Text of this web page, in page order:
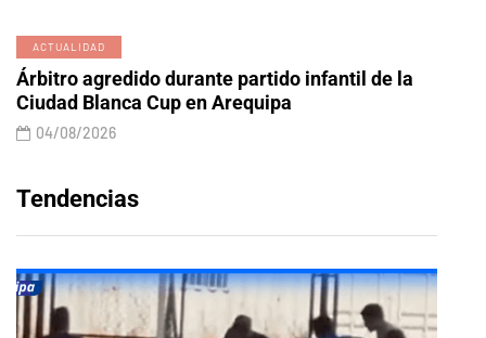
ACTUALIDAD
Árbitro agredido durante partido infantil de la
Ciudad Blanca Cup en Arequipa
04/08/2026
Tendencias